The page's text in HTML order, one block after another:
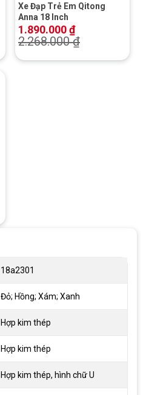
Xe Đạp Trẻ Em Qitong
Anna 18 Inch
1.890.000₫
2.268.000₫
18a2301
Đỏ; Hồng; Xám; Xanh
Hợp kim thép
Hợp kim thép
Hợp kim thép, hình chữ U